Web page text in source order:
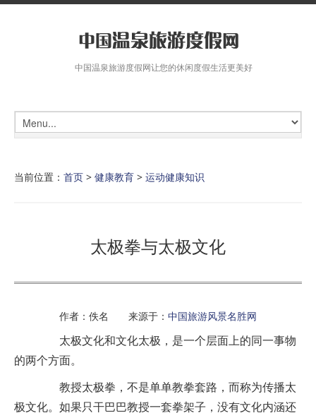
中国温泉旅游度假网让您的休闲度假生活更美好
当前位置： 首页 > 健康教育 > 运动健康知识
太极拳与太极文化
作者：佚名 来源于： 中国旅游风景名胜网
太极文化和文化太极，是一个层面上的同一事物
的两个方面。
教授太极拳，不是单单教拳套路，而称为传播太
极文化。如果只干巴巴教授一套拳架子，没有文化内涵还